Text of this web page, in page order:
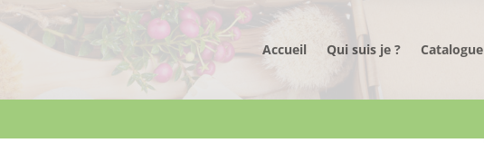
Accueil Qui suis je ? Catalogue